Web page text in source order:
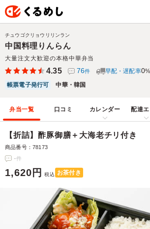
中国料理りんらん
大量注文大歓迎の本格中華弁当
チュウゴクリョウリリンラン
4.35 76件 早配・遅配率0%
帳票電子発行可
中華・韓国
弁当一覧 口コミ カレンダー 配達
【折詰】酢豚御膳＋大海老チリ付き
商品番号：78173
-件
1,620円 税込 お茶付き